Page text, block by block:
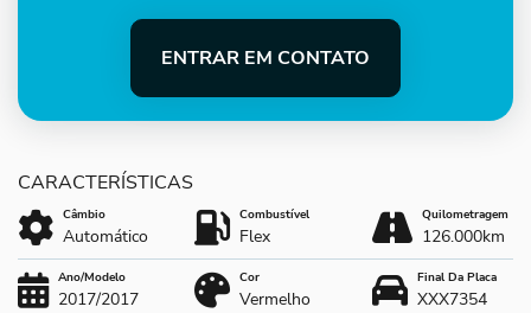
ENTRAR EM CONTATO
Câmbio
Automático
Combustível
Flex
Quilometragem
126.000km
Ano/Modelo
2017/2017
Cor
Vermelho
Final Da Placa
XXX7354